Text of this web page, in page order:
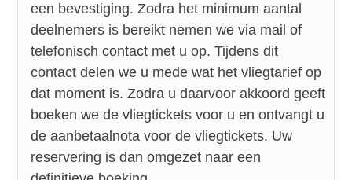
een bevestiging. Zodra het minimum aantal
deelnemers is bereikt nemen we via mail of
telefonisch contact met u op. Tijdens dit
contact delen we u mede wat het vliegtarief op
dat moment is. Zodra u daarvoor akkoord geeft
boeken we de vliegtickets voor u en ontvangt u
de aanbetaalnota voor de vliegtickets. Uw
reservering is dan omgezet naar een